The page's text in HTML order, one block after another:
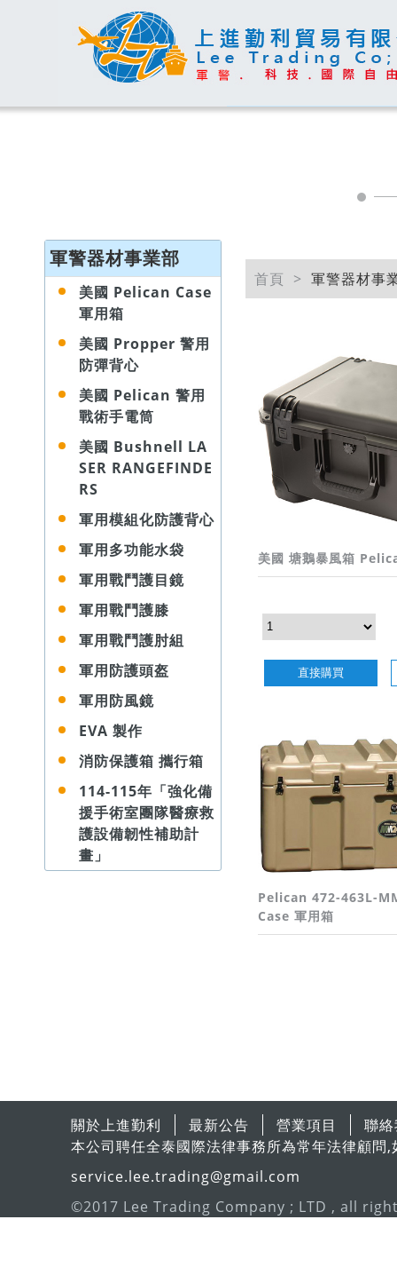
軍警器材事業部
美國 Pelican Case
軍用箱
美國 Propper 警用
防彈背心
美國 Pelican 警用
戰術手電筒
美國 Bushnell LA
SER RANGEFINDE
RS
軍用模組化防護背心
軍用多功能水袋
軍用戰鬥護目鏡
軍用戰鬥護膝
軍用戰鬥護肘組
軍用防護頭盔
軍用防風鏡
EVA 製作
消防保護箱 攜行箱
114-115年「強化備
援手術室團隊醫療救
護設備韌性補助計
畫」
首頁 軍警器材事
美國 塘鵝暴風箱
直接購買
Pelican 472-463L-
Case 軍用箱
關於上進勤利 最新公告 營業項目
聯
本公司聘任全泰國際法律事務所為常年法律顧
service.lee.trading@gmail.com
©2017 Lee Trading Company ; LTD , all